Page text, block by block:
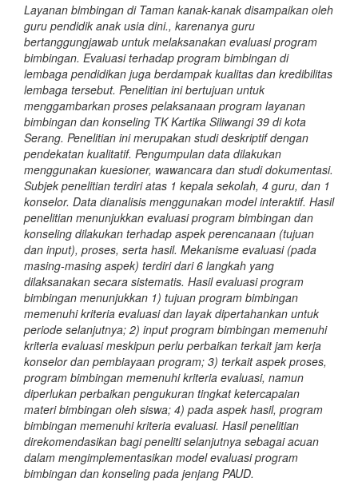
Layanan bimbingan di Taman kanak-kanak disampaikan oleh
guru pendidik anak usia dini., karenanya guru
bertanggungjawab untuk melaksanakan evaluasi program
bimbingan. Evaluasi terhadap program bimbingan di
lembaga pendidikan juga berdampak kualitas dan kredibilitas
lembaga tersebut. Penelitian ini bertujuan untuk
menggambarkan proses pelaksanaan program layanan
bimbingan dan konseling TK Kartika Siliwangi 39 di kota
Serang. Penelitian ini merupakan studi deskriptif dengan
pendekatan kualitatif. Pengumpulan data dilakukan
menggunakan kuesioner, wawancara dan studi dokumentasi.
Subjek penelitian terdiri atas 1 kepala sekolah, 4 guru, dan 1
konselor. Data dianalisis menggunakan model interaktif. Hasil
penelitian menunjukkan evaluasi program bimbingan dan
konseling dilakukan terhadap aspek perencanaan (tujuan
dan input), proses, serta hasil. Mekanisme evaluasi (pada
masing-masing aspek) terdiri dari 6 langkah yang
dilaksanakan secara sistematis. Hasil evaluasi program
bimbingan menunjukkan 1) tujuan program bimbingan
memenuhi kriteria evaluasi dan layak dipertahankan untuk
periode selanjutnya; 2) input program bimbingan memenuhi
kriteria evaluasi meskipun perlu perbaikan terkait jam kerja
konselor dan pembiayaan program; 3) terkait aspek proses,
program bimbingan memenuhi kriteria evaluasi, namun
diperlukan perbaikan pengukuran tingkat ketercapaian
materi bimbingan oleh siswa; 4) pada aspek hasil, program
bimbingan memenuhi kriteria evaluasi. Hasil penelitian
direkomendasikan bagi peneliti selanjutnya sebagai acuan
dalam mengimplementasikan model evaluasi program
bimbingan dan konseling pada jenjang PAUD.